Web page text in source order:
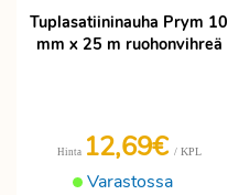
Tuplasatiininauha Prym 10
mm x 25 m ruohonvihreä
Varastossa
Hinta 12,69€ / KPL